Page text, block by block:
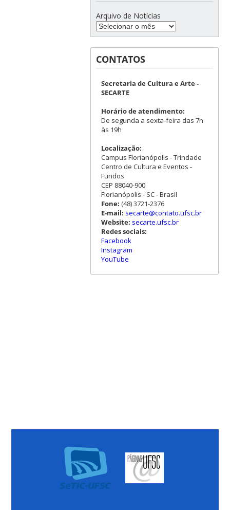
Arquivo de Notícias
CONTATOS
Secretaria de Cultura e Arte -
SECARTE
Horário de atendimento:
De segunda a sexta-feira das 7h
às 19h
Localização:
Campus Florianópolis - Trindade
Centro de Cultura e Eventos -
Fundos
CEP 88040-900
Florianópolis - SC - Brasil
Fone: (48) 3721-2376
E-mail: secarte@contato.ufsc.br
Website: secarte.ufsc.br
Redes sociais:
Facebook
Instagram
YouTube